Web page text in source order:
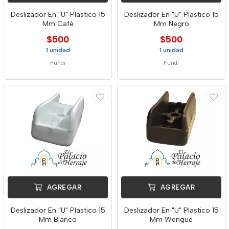
Deslizador En "U" Plastico 15
Mm Café
$500
1 unidad
Fundi
Deslizador En "U" Plastico 15
Mm Negro
$500
1 unidad
Fundi
AGREGAR
Deslizador En "U" Plastico 15
Mm Blanco
AGREGAR
Deslizador En "U" Plastico 15
Mm Wengue